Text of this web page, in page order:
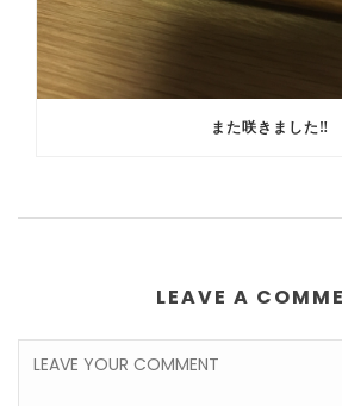
また咲きました‼️
LEAVE A